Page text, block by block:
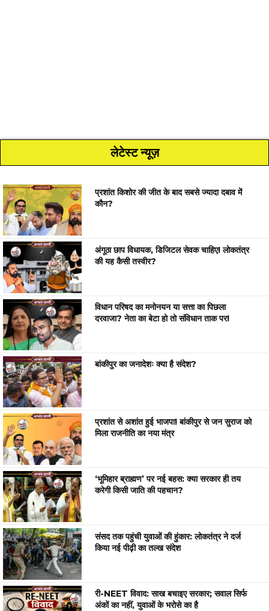
लेटेस्ट न्यूज़
प्रशांत किशोर की जीत के बाद सबसे ज्यादा दबाव में
कौन?
अंगूठा छाप विधायक, डिजिटल सेवक चाहिए! लोकतंत्र
की यह कैसी तस्वीर?
विधान परिषद का मनोनयन या सत्ता का पिछला
दरवाजा? नेता का बेटा हो तो संविधान ताक पर!
बांकीपुर का जनादेशः क्या है संदेश?
प्रशांत से अशांत हुई भाजपा! बांकीपुर से जन सुराज को
मिला राजनीति का नया मंत्र
‘भूमिहार ब्राह्मण’ पर नई बहस: क्या सरकार ही तय
करेगी किसी जाति की पहचान?
संसद तक पहुंची युवाओं की हुंकार: लोकतंत्र ने दर्ज
किया नई पीढ़ी का तल्ख संदेश
री-NEET विवाद: साख बचाइए सरकार; सवाल सिर्फ
अंकों का नहीं, युवाओं के भरोसे का है